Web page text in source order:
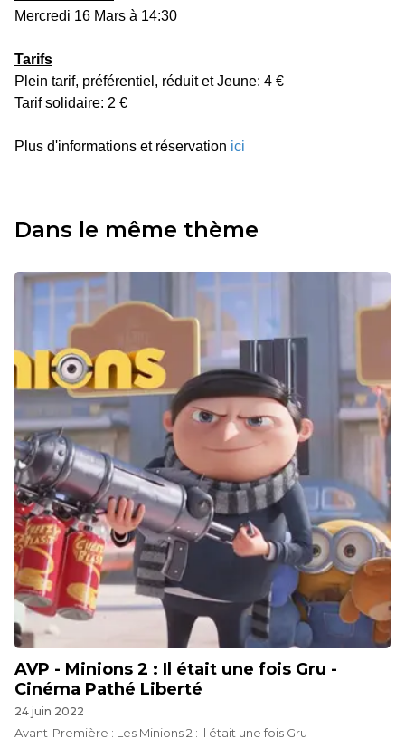
Mercredi 16 Mars à 14:30
Tarifs
Plein tarif, préférentiel, réduit et Jeune: 4 €
Tarif solidaire: 2 €
Plus d'informations et réservation ici
Dans le même thème
AVP - Minions 2 : Il était une fois Gru -
Cinéma Pathé Liberté
24 juin 2022
Avant-Première : Les Minions 2 : Il était une fois Gru